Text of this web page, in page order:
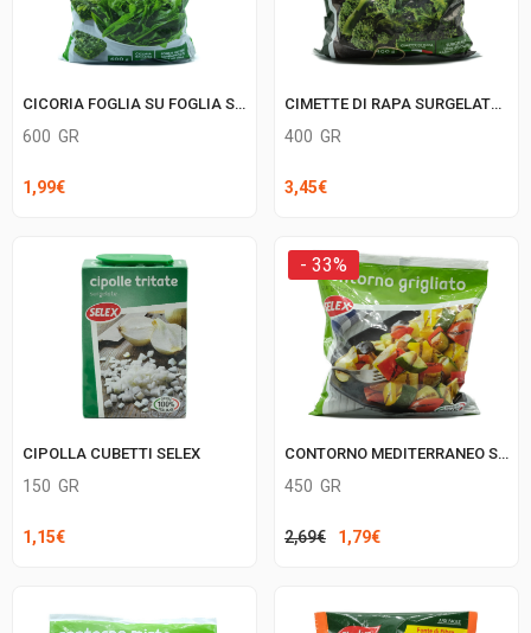
CICORIA FOGLIA SU FOGLIA SELEX
600 GR
1,99€
CIMETTE DI RAPA SURGELATE SELEX
400 GR
3,45€
CIPOLLA CUBETTI SELEX
150 GR
1,15€
- 33%
CONTORNO MEDITERRANEO SELEX
450 GR
2,69€
Il
era:
1,79€Il
è: